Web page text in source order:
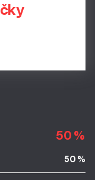
50 %
50 %